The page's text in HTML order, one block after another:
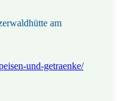
am
und-getraenke/